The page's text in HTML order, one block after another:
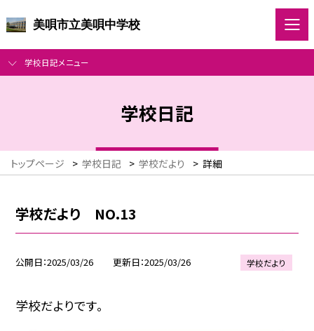
美唄市立美唄中学校
学校日記メニュー
学校日記
トップページ > 学校日記 > 学校だより > 詳細
学校だより NO.13
公開日 2025/03/26 更新日 2025/03/26 学校だより
学校だよりです。